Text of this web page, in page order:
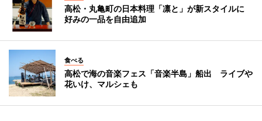
高松・丸亀町の日本料理「凛と」が新スタイルに
好みの一品を自由追加
食べる
高松で海の音楽フェス「音楽半島」船出 ライブや
花いけ、マルシェも